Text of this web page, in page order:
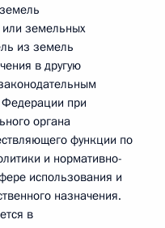
или земельных
из земель
в другую
Федерации при
органа
функции по
и нормативно-
использования и
назначения.
в